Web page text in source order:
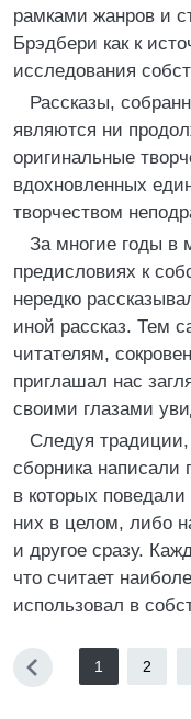
рамками жанров и
Брэдбери как к
исследования
Рассказы,
являются ни
оригинальные
вдохновленных
творчеством
За многие годы в
предисловиях к
нередко
иной рассказ. Тем
читателям,
приглашал нас
своими глазами
Следуя
сборника написали
в которых
них в целом, либо
и другое сразу.
что считает
использовал в
1 2